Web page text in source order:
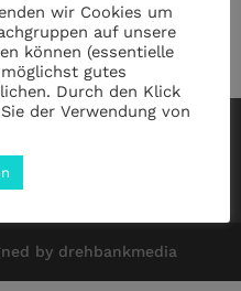
by drehbankmedia
wir Cookies um
auf unsere
können (essentielle
gutes
Durch den Klick
der Verwendung von